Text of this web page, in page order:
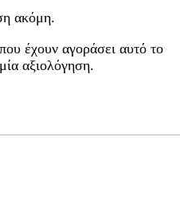
ακόμη.
έχουν αγοράσει αυτό το
αξιολόγηση.